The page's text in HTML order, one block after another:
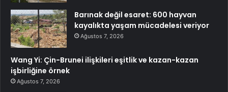
Barınak değil esaret: 600 hayvan
kayalıkta yaşam mücadelesi veriyor
Ağustos 7, 2026
Wang Yi: Çin-Brunei ilişkileri eşitlik ve kazan-kazan
işbirliğine örnek
Ağustos 7, 2026